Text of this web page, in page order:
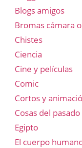
Blogs amigos
Bromas cámara
Chistes
Ciencia
Cine y películas
Comic
Cortos y
Cosas del pasado
Egipto
El cuerpo